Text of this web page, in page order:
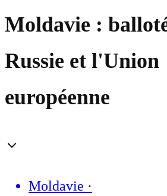
Moldavie :
Russie et l'Union
européenne
Moldavie ·